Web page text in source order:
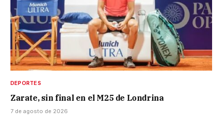
DEPORTES
Zarate, sin final en el M25 de Londrina
7 de agosto de 2026